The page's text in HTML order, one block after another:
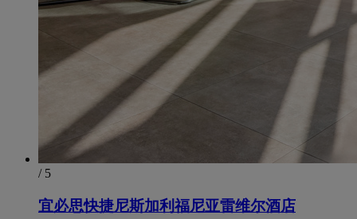
/ 5
宜必思快捷尼斯加利福尼亚雷维尔酒店